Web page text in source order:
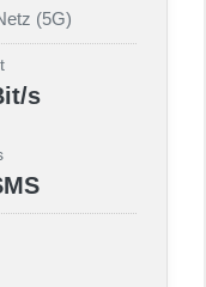
(5G)
s